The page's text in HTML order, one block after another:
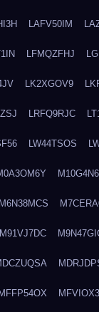
LAFV50IM
LFMQZFHJ
LK2XGOV9
LRFQ9RJC
LW44TSOS
M6N38MCS
M91VJ7DC
MFFP54OX